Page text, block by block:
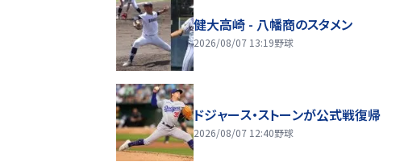
健大高崎 - 八幡商のスタメン
2026/08/07 13:19野球
ドジャース・ストーンが公式戦復帰
2026/08/07 12:40野球